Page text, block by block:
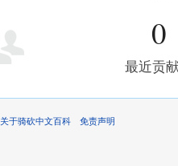
0
最近贡
关于骑砍中文百科 免责声明